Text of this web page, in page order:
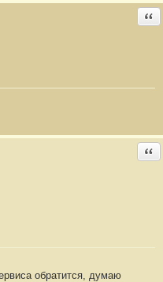
обратится, думаю